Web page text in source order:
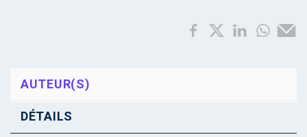
AUTEUR(S)
DÉTAILS